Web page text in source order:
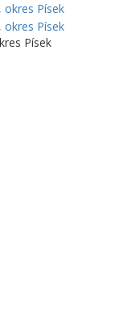
Písek